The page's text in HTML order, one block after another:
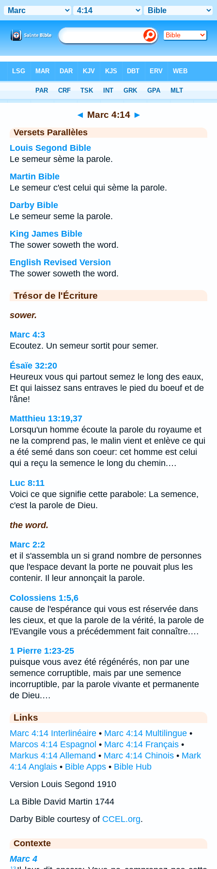
Chapitre 4> Verset 14
◄ Marc 4:14 ►
Versets Parallèles
Louis Segond Bible
Le semeur sème la parole.
Martin Bible
Le semeur c'est celui qui sème la parole.
Darby Bible
Le semeur seme la parole.
King James Bible
The sower soweth the word.
English Revised Version
The sower soweth the word.
Trésor de l'Écriture
sower.
Marc 4:3
Ecoutez. Un semeur sortit pour semer.
Ésaïe 32:20
Heureux vous qui partout semez le long des eaux,
Et qui laissez sans entraves le pied du boeuf et de
l'âne!
Matthieu 13:19,37
Lorsqu'un homme écoute la parole du royaume et
ne la comprend pas, le malin vient et enlève ce qui
a été semé dans son coeur: cet homme est celui
qui a reçu la semence le long du chemin.…
Luc 8:11
Voici ce que signifie cette parabole: La semence,
c'est la parole de Dieu.
the word.
Marc 2:2
et il s'assembla un si grand nombre de personnes
que l'espace devant la porte ne pouvait plus les
contenir. Il leur annonçait la parole.
Colossiens 1:5,6
cause de l'espérance qui vous est réservée dans
les cieux, et que la parole de la vérité, la parole de
l'Evangile vous a précédemment fait connaître.…
1 Pierre 1:23-25
puisque vous avez été régénérés, non par une
semence corruptible, mais par une semence
incorruptible, par la parole vivante et permanente
de Dieu.…
Links
Marc 4:14 Interlinéaire • Marc 4:14 Multilingue •
Marcos 4:14 Espagnol • Marc 4:14 Français •
Markus 4:14 Allemand • Marc 4:14 Chinois • Mark
4:14 Anglais • Bible Apps • Bible Hub
Version Louis Segond 1910
La Bible David Martin 1744
Darby Bible courtesy of CCEL.org.
Contexte
Marc 4